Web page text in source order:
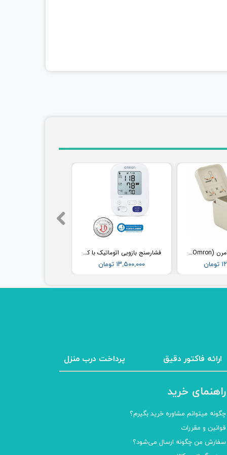
فشارسنج بازویی اتوماتیک با کاف پهن امرن (OMRON) مدل M3
۱۳,۵۰۰,۰۰۰ تومان
فشارسنج مچی امرن (Omron) مدل RS2
ارائه فاکتور دقیق پرداخت درب منزل
راهنمای خرید
چگونه میتوانم مشاوره خرید بگیرم؟
قوانین و مقررات
سفارش من چگونه ارسال می‌شود؟